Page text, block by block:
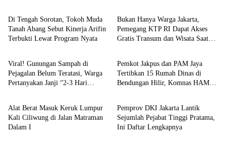
Di Tengah Sorotan, Tokoh Muda
Tanah Abang Sebut Kinerja Arifin
Terbukti Lewat Program Nyata
Bukan Hanya Warga Jakarta,
Pemegang KTP RI Dapat Akses
Gratis Transum dan Wisata Saat
Provinsi DKI Jakarta
Viral! Gunungan Sampah di
Pejagalan Belum Teratasi, Warga
Pertanyakan Janji “2-3 Hari
Walikota Jakarta Pusat
Pemkot Jakpus dan PAM Jaya
Tertibkan 15 Rumah Dinas di
Bendungan Hilir, Komnas HAM:
Walikota Jakarta Pusat
Alat Berat Masuk Keruk Lumpur
Kali Ciliwung di Jalan Matraman
Dalam I
Provinsi DKI Jakarta
Pemprov DKI Jakarta Lantik
Sejumlah Pejabat Tinggi Pratama,
Ini Daftar Lengkapnya